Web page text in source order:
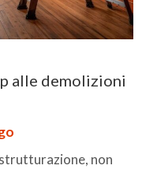
alle demolizioni
non